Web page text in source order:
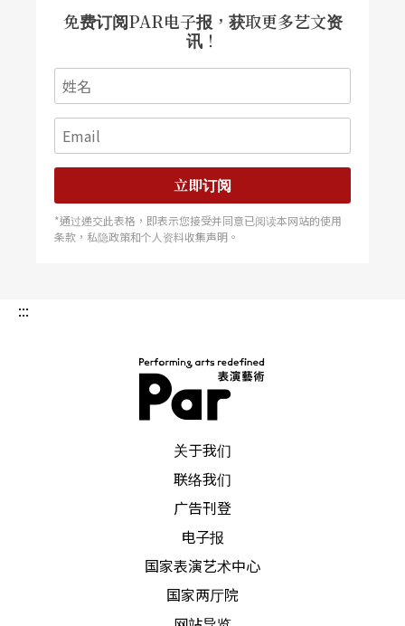
免费订阅PAR电子报，获取更多艺文资
讯！
立即订阅
*通过递交此表格，即表示您接受并同意已阅读本网站的使用
条款，私隐政策和个人资料收集声明。
:::
关于我们
联络我们
广告刊登
电子报
国家表演艺术中心
国家两厅院